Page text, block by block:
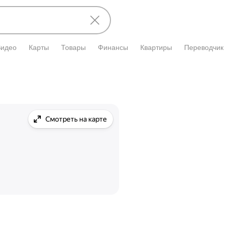
Карты Товары Финансы Квартиры Переводчик
Смотреть на карте